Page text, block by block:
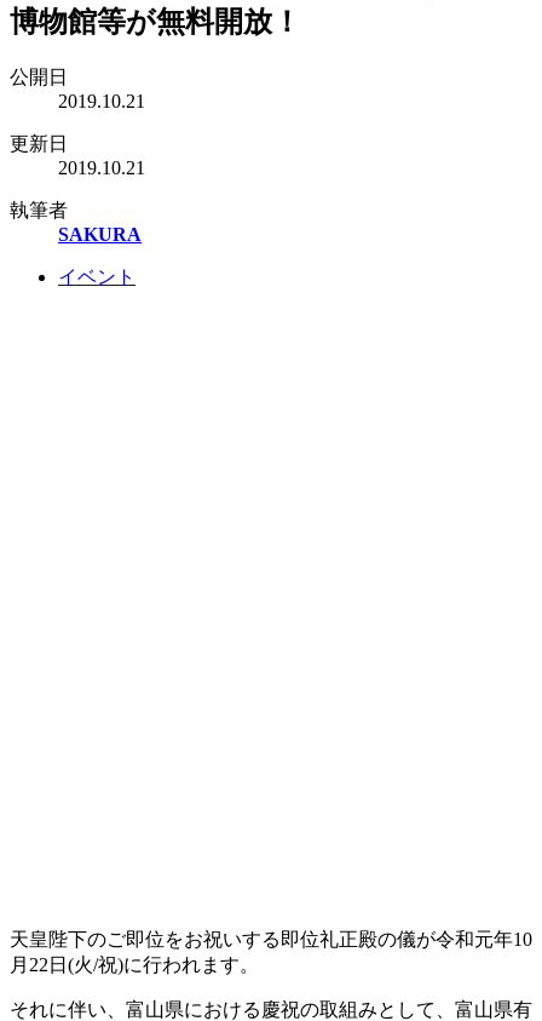
博物館等が無料開放！
公開日
2019.10.21
更新日
2019.10.21
執筆者
SAKURA
イベント
天皇陛下のご即位をお祝いする即位礼正殿の儀が令和元年10
月22日(火/祝)に行われます。
それに伴い、富山県における慶祝の取組みとして、富山県有